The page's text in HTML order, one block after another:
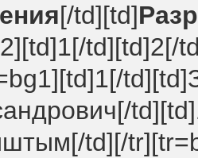
[/td][td]
td][td]2[/
td][/